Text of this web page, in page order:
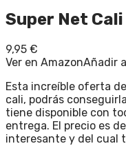
Super Net Cali
9,95 €
Ver en AmazonAñadir
Esta increíble oferta
cali, podrás
tiene disponible con
entrega. El precio es
interesante y del cual